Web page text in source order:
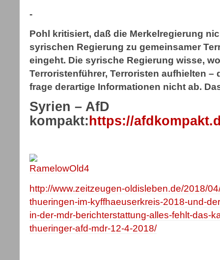
-
Pohl kritisiert, daß die Merkelregierung
syrischen Regierung zu gemeinsamer
eingeht. Die syrische Regierung wisse,
Terroristenführer, Terroristen aufhielten –
frage derartige Informationen nicht ab.
Syrien – AfD
kompakt: https://
http://www.zeitzeugen-oldisleben.de/2018/
thueringen-im-kyffhaeuserkreis-2018-und-
in-der-mdr-berichterstattung-alles-fehlt-das-
thueringer-afd-mdr-12-4-2018/